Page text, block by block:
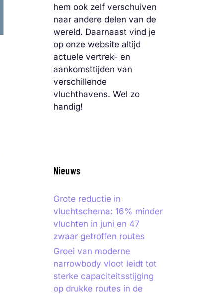
hem ook zelf verschuiven
naar andere delen van de
wereld. Daarnaast vind je
op onze website altijd
actuele vertrek- en
aankomsttijden van
verschillende
vluchthavens. Wel zo
handig!
Nieuws
Grote reductie in
vluchtschema: 16% minder
vluchten in juni en 47
zwaar getroffen routes
Groei van moderne
narrowbody vloot leidt tot
sterke capaciteitsstijging
op drukke routes in de